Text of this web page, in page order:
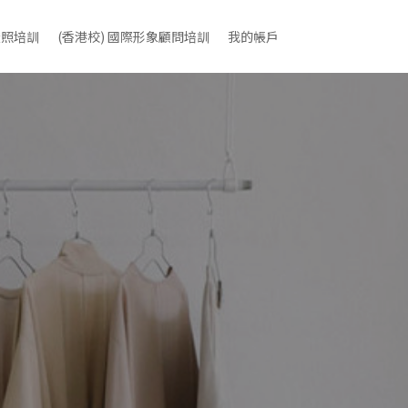
培訓 (香港校) 國際形象顧問培訓 我的帳戶